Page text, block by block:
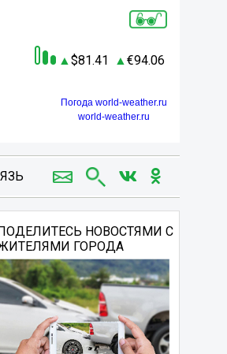
81.41 94.06
Погода world-weather.ru
world-weather.ru
НОВОСТЯМИ С
ГОРОДА